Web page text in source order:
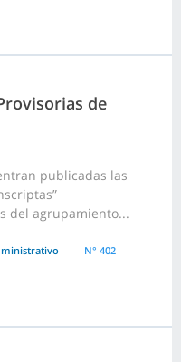
de
publicadas las
del agrupamiento...
N° 402